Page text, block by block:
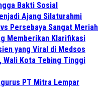
Bakti Sosial
Ajang Silaturahmi
Persebaya Sangat Meriah
Memberikan Klarifikasi
yang Viral di Medsos
Wali Kota Tebing Tinggi
PT Mitra Lempar